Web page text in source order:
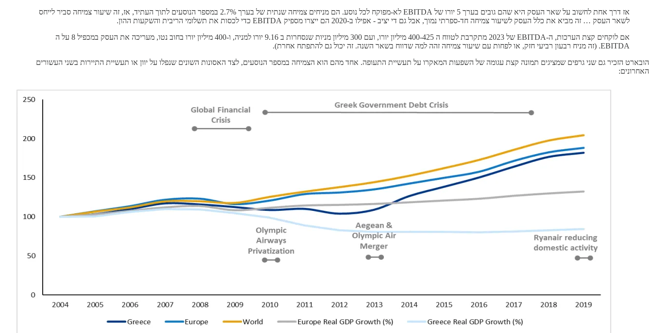
אז דרך אחת לחשוב על שאר העסק היא שהם גובים בערך 5 יורו של EBITDA לא-מפוקח לכל נוסע. הם מניחים צמיחה שנתית של בערך 2.7% במספר הנוסעים לתוך העתיד, אז, זה שיעור צמיחה סביר לייחס
לשאר העסק … זה מביא את כלל העסק לשיעור צמיחה חד-ספרתי נמוך, אבל גם די יציב - אפילו ב-2020 הם ייצרו מספיק EBITDA כדי לכסות את תשלומי הריבית והשקעות ההון.
אם לוקחים קצת הערכות, ה-EBITDA של 2023 מתקרבת לטווח ה 400-425 מיליון יורו, ועם 300 מיליון מניות שנסחרות ב 9.16 יורו למניה, ו-400 מיליון יורו בחוב נטו, מעריכה את העסק במכפיל 8 על ה
EBITDA. (זה מניח רבעון רביעי חזק, או לפחות עם שיעור צמיחה זהה למה שדווח בשאר השנה. זה יכול גם להתפתח אחרת).
הובארט הזכיר גם שני גרפים שמציגים תמונה קצת עגומה של השפעות המאקרו על תעשיית התעופה. אחד מהם הוא הצמיחה במספר הנוסעים, לצד האסונות השונים שנפלו על יוון או תעשיית התיירות בשני העשורים
האחרונים: